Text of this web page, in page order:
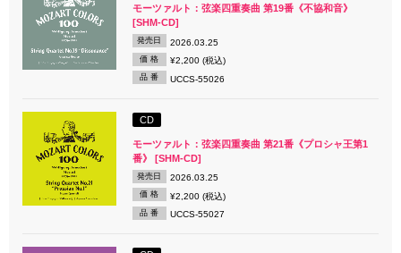
モーツァルト：弦楽四重奏曲 第19番《不協和音》
[SHM-CD]
発売日 2026.03.25
価 格 ¥2,200 (税込)
品 番 UCCS-55026
CD
モーツァルト：弦楽四重奏曲 第21番《プロシャ王第1
番》 [SHM-CD]
発売日 2026.03.25
価 格 ¥2,200 (税込)
品 番 UCCS-55027